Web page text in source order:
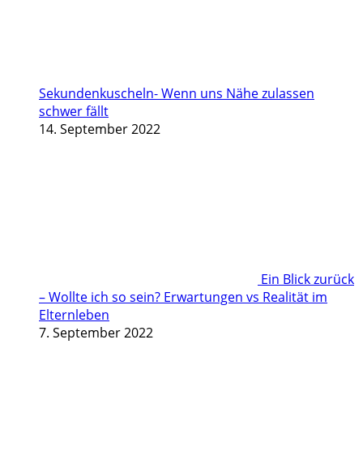
Sekundenkuscheln- Wenn uns Nähe zulassen
schwer fällt
14. September 2022
Ein Blick zurück
– Wollte ich so sein? Erwartungen vs Realität im
Elternleben
7. September 2022